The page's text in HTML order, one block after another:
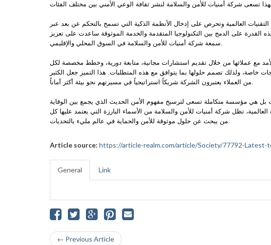
العالمية وتحرص على إدخال الأنظمة الذكية التي تسمح بالتحكم عن بعد عبر
القدرة على الدمج بين التكنولوجيا المتقدمة والخدمة الموثوقة ساعدت على تعزيز
سمعة شركة أمنيات للأمن والسلامة في السوق المحلي والإقليمي.
مع عملائها من خلال تقديم استشارات مجانية، متابعة دورية، وخطط مخصصة لكل
ولذلك تصمم حلولها بما يتوافق مع هذه المتطلبات. هذا التميز جعل الكثير
من العملاء يعتبرون الشركة شريكاً استراتيجياً في مسيرتهم نحو بيئة أكثر أماناً.
هي مؤسسة متكاملة تسعى لترسيخ مفهوم الأمن الحديث الذي يجمع بين الوقاية
العالمية، تظل شركة أمنيات للأمن والسلامة من الأسماء البارزة التي يعتمد عليها كل
من يبحث عن حلول موثوقة للأمن والحماية في عالم مليء بالتحديات.
Article source: https://article-realm.com/article/Society/77792-
General Link
← Previous Article